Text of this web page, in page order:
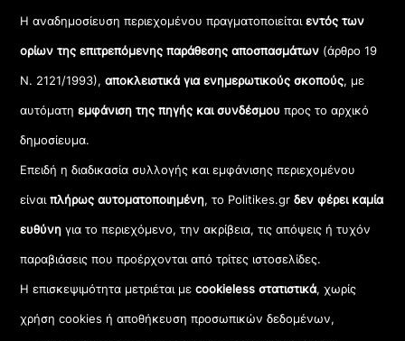
Η αναδημοσίευση περιεχομένου πραγματοποιείταιεντός των
ορίων της επιτρεπόμενης παράθεσης αποσπασμάτων (άρθρο 19
Ν. 2121/1993), αποκλειστικά για ενημερωτικούς σκοπούς, με
αυτόματηεμφάνιση της πηγής και συνδέσμου προς το αρχικό
δημοσίευμα.
Επειδή η διαδικασία συλλογής και εμφάνισης περιεχομένου
είναιπλήρως αυτοματοποιημένη, το Politikes.grδεν φέρει καμία
ευθύνη για το περιεχόμενο, την ακρίβεια, τις απόψεις ή τυχόν
παραβιάσεις που προέρχονται από τρίτες ιστοσελίδες.
Η επισκεψιμότητα μετριέται μεcookieless στατιστικά, χωρίς
χρήση cookies ή αποθήκευση προσωπικών δεδομένων,